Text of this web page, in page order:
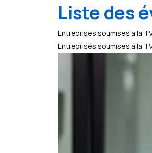
Liste des
Entreprises soumises à la
Entreprises soumises à la